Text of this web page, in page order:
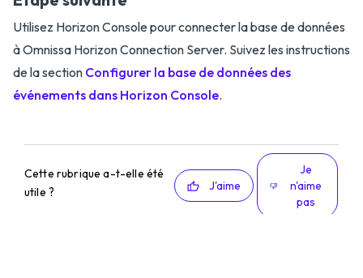
Utilisez Horizon Console pour connecter la base de données
à Omnissa Horizon Connection Server. Suivez les instructions
de la section Configurer la base de données des
événements dans Horizon Console.
Cette rubrique a-t-elle été
utile ?
J'aime
Je
n'aime
pas